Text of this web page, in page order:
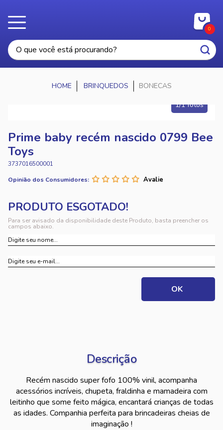
0
BRINQUEDOS
BONECAS
1/1 fotos
Prime baby recém nascido 0799 Bee
Toys
3737016500001
Opinião dos Consumidores:
Para ser avisado da disponibilidade deste Produto, basta preencher os
campos abaixo.
Descrição
Recém nascido super fofo 100% vinil, acompanha
acessórios incríveis, chupeta, fraldinha e mamadeira com
leitinho que some feito mágica, encantará crianças de todas
as idades. Companhia perfeita para brincadeiras cheias de
imaginação !